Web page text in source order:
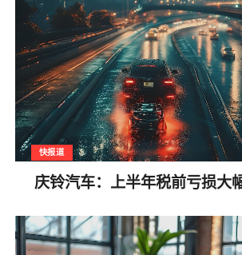
快报道
庆铃汽车：上半年税前亏损大